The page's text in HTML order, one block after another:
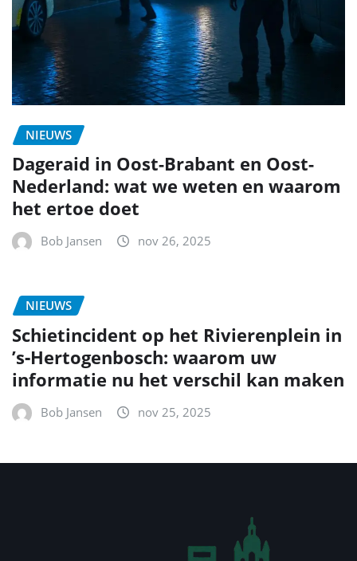
NIEUWS
Dageraid in Oost-Brabant en Oost-
Nederland: wat we weten en waarom
het ertoe doet
Bob Jansen nov 26, 2025
NIEUWS
Schietincident op het Rivierenplein in
’s‑Hertogenbosch: waarom uw
informatie nu het verschil kan maken
Bob Jansen nov 25, 2025